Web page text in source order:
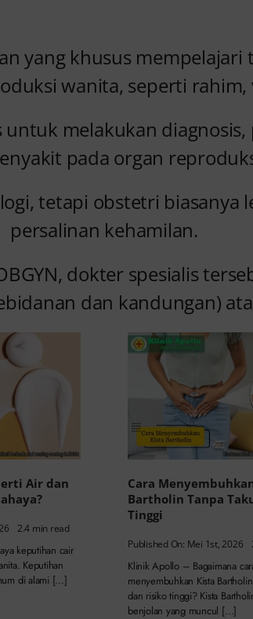
yang khusus
wanita, seperti
melakukan
pada organ
tetapi obstetri biasanya
persalinan kehamilan.
dokter spesialis
dan kandungan)
Air dan
2.4 min read
keputihan cair
Keputihan
di alami […]
Cara
Bartholin Tanpa
Tinggi
Published On: Mei 1st, 2026
Klinik Apollo – Bagaimana
menyembuhkan Kista
dan risiko tinggi? Kista
benjolan yang muncul […]